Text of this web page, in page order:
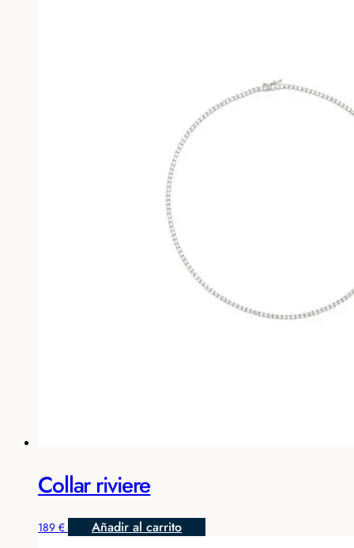
Collar riviere
189 € Añadir al carrito